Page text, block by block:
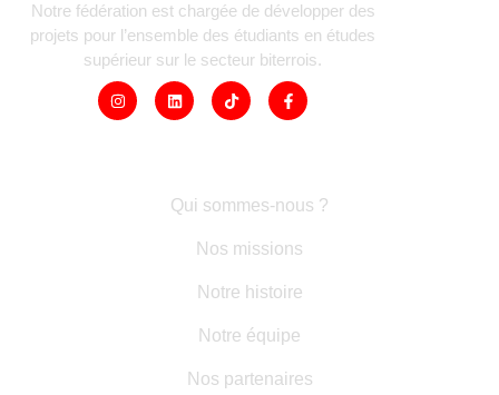
Notre fédération est chargée de développer des
projets pour l’ensemble des étudiants en études
supérieur sur le secteur biterrois.
Qui sommes-nous ?
Nos missions
Notre histoire
Notre équipe
Nos partenaires